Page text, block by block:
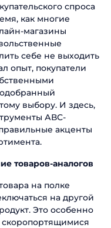
спроса
как многие
магазины
себе не выходить
опыт, покупатели
выбору. И здесь,
АВС-
акценты
товаров-аналогов
на полке
на другой
Это особенно
скоропортящимися